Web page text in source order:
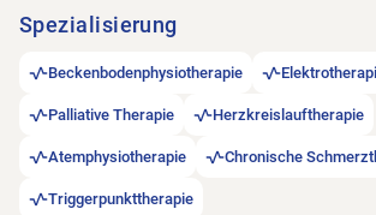
Spezialisierung
Beckenbodenphysiotherapie
Palliative Therapie Herzkreislauftherapie
Atemphysiotherapie Chronische
Triggerpunkttherapie